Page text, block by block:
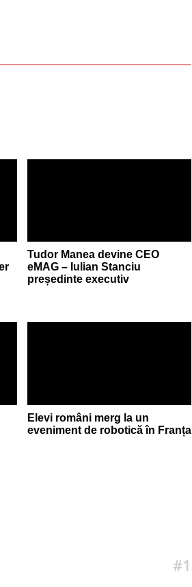
Tudor Manea devine CEO
eMAG – Iulian Stanciu
președinte executiv
Elevi români merg la un
eveniment de robotică în Franța
#1